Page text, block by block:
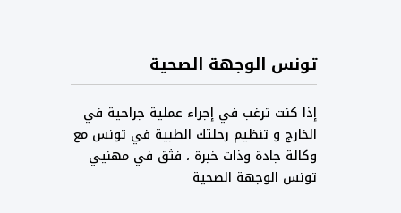
تونس الوجهة الصحية
إذا كنت ترغب في إجراء عملية جراحية في
الخارج و تنظيم رحلتك الطبية في تونس مع
وكالة جادة وذات خبرة ، فثق في مهنيي
تونس الوجهة الصحية